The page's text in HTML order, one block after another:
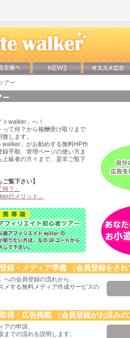
アー
walker」へ！
って何？から報酬受け取りまで
します。
walker」がお勧めする無料HP作
手順、管理ページの使い方ま
級者の方々まで、是非ご覧下
覧下さい】
？」
のメリット」
録・メディア準備
（会員登録をさ
への会員登録の流れから、
メする無料メディア作成サービスの
得・広告掲載 （会員登録がお済み
の申請、
での流れを説明します。